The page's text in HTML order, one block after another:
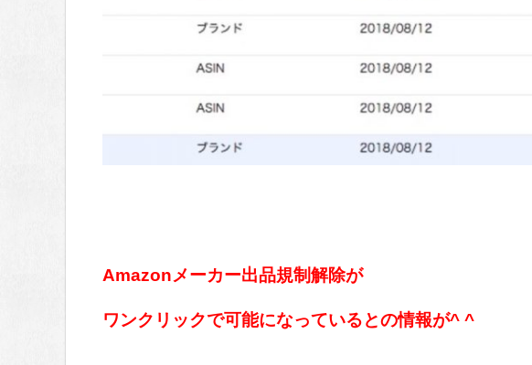
Amazonメーカー出品規制解除が
ワンクリックで可能になっているとの情報が^ ^